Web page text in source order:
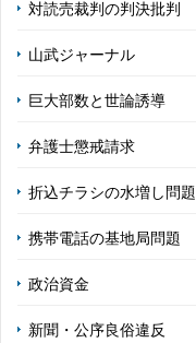
対読売裁判の判決批判
山武ジャーナル
巨大部数と世論誘導
弁護士懲戒請求
折込チラシの水増し問題
携帯電話の基地局問題
政治資金
新聞・公序良俗違反